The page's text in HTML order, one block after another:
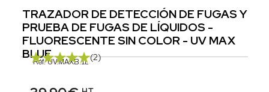
TRAZADOR DE DETECCIÓN DE FUGAS Y
PRUEBA DE FUGAS DE LÍQUIDOS -
FLUORESCENTE SIN COLOR - UV MAX
BLUE
Réf. UV.MAXB.1L (2)